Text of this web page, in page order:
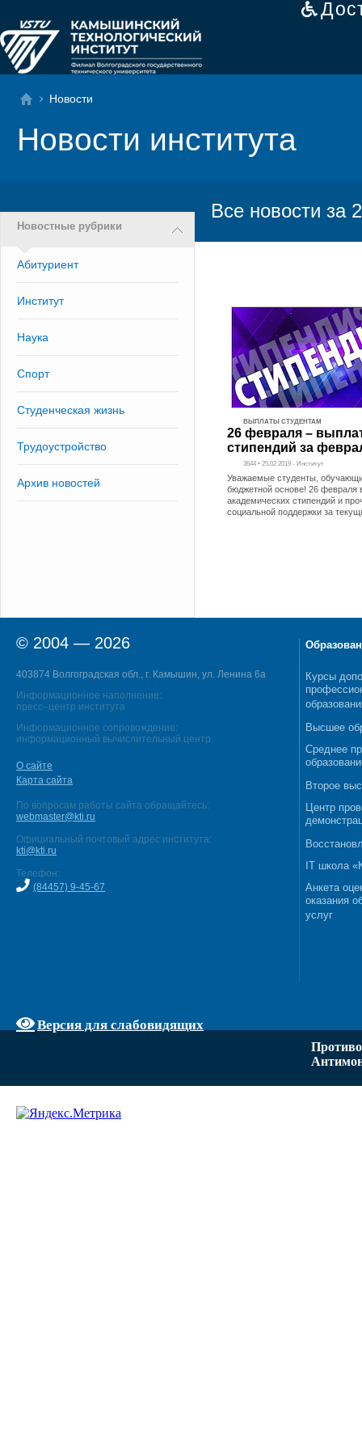
Новости
Новости института
Новостные рубрики
Абитуриент
Институт
Наука
Спорт
Студенческая жизнь
Трудоустройство
Архив новостей
Все новости за
ВЫПЛАТЫ СТУДЕНТАМ
26 февраля –
стипендий за
3644 • 25.02.2019 - Институт
Уважаемые студенты,
бюджетной основе! 26 февраля
академических стипендий и
социальной поддержки за
© 2004 — 2026
403874 Волгоградская обл., г. Камышин, ул. Ленина 6а
Информационное наполнение:
пресс–центр института
Информационное сопровождение:
информационный вычислительный центр
О сайте
Карта сайта
По вопросам работы сайта обращайтесь:
webmaster@kti.ru
Официальный почтовый адрес института:
kti@kti.ru
Телефон:
(84457) 9-45-67
Версия для слабовидящих
Курсы
Высшее
Среднее
Второе
Центр
IT школа
Анкета
оказания
услуг